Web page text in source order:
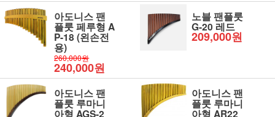
아도니스 팬
플룻 페루형 A
P-18 (왼손전
용)
260,000원
240,000원
노블 팬플룻
G-20 레드
209,000원
아도니스 팬
플룻 루마니
아형 AGS-2
아도니스 팬
플룻 루마니
아형 AR22